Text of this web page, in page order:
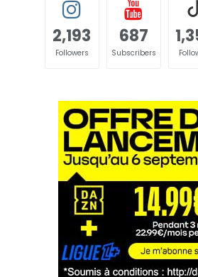
2,193
Followers
687
Subscribers